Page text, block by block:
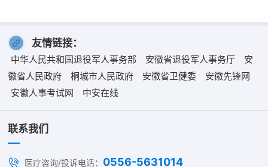
友情链接：
中华人民共和国退役军人事务部 安徽省退役军人事务厅
安
徽省人民政府
桐城市人民政府 安徽省卫健委
安徽先锋网
安徽人事考试网
中安在线
联系我们
医疗咨询/投诉电话： 0556-5631014